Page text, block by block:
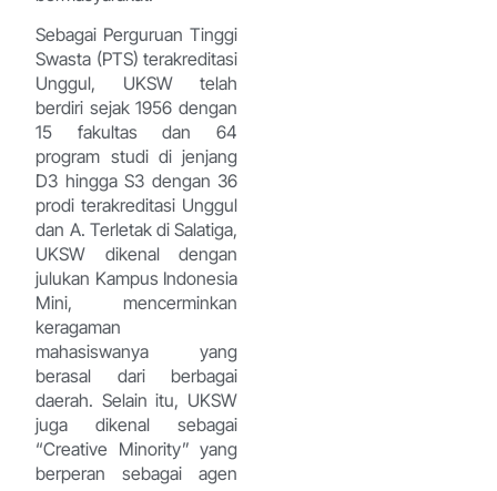
Sebagai Perguruan Tinggi
Swasta (PTS) terakreditasi
Unggul, UKSW telah
berdiri sejak 1956 dengan
15 fakultas dan 64
program studi di jenjang
D3 hingga S3 dengan 36
prodi terakreditasi Unggul
dan A. Terletak di Salatiga,
UKSW dikenal dengan
julukan Kampus Indonesia
Mini, mencerminkan
keragaman
mahasiswanya yang
berasal dari berbagai
daerah. Selain itu, UKSW
juga dikenal sebagai
“Creative Minority” yang
berperan sebagai agen